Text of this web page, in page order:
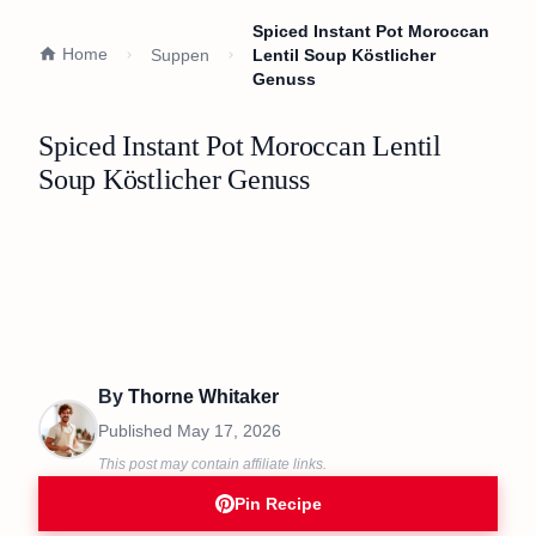
Home Suppen
Spiced Instant Pot Moroccan
Lentil Soup Köstlicher
Genuss
Spiced Instant Pot Moroccan Lentil
Soup Köstlicher Genuss
By Thorne Whitaker
Published May 17, 2026
This post may contain affiliate links.
Pin Recipe